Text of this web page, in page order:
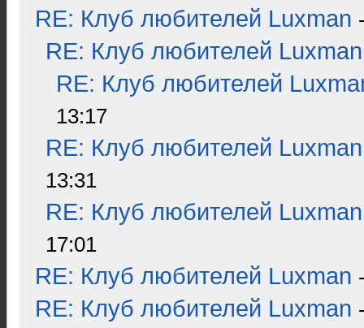
RE: Клуб любителей Luxman
RE: Клуб любителей Luxman
RE: Клуб любителей
13:17
RE: Клуб любителей Luxman
13:31
RE: Клуб любителей Luxman
17:01
RE: Клуб любителей Luxman
RE: Клуб любителей Luxman